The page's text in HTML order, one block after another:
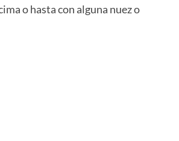
o hasta con alguna nuez o